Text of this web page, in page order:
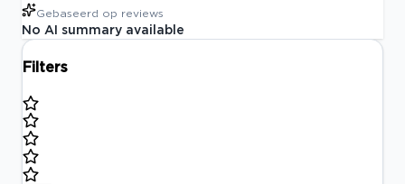
Gebaseerd op reviews
No AI summary available
Filters